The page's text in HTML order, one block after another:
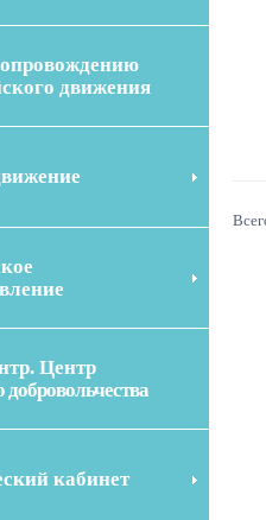
движения
Центр
кабинет